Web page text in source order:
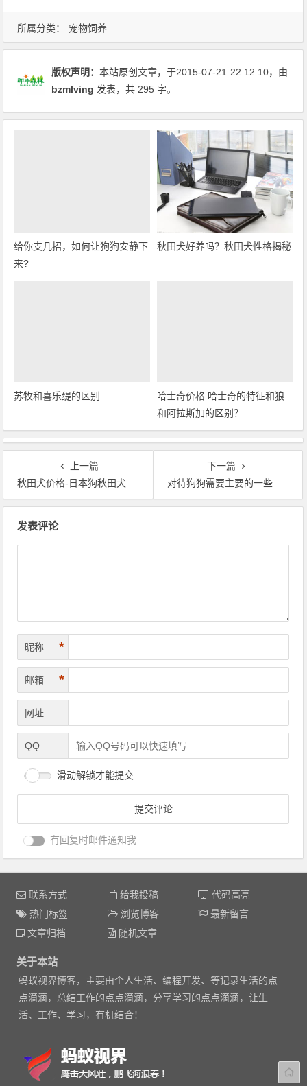
所属分类： 宠物饲养
版权声明：本站原创文章，于2015-07-21 22:12:10，由
bzmlving 发表，共 295 字。
给你支几招，如何让狗狗安静下
来?
秋田犬好养吗？秋田犬性格揭秘
苏牧和喜乐缇的区别
哈士奇价格 哈士奇的特征和狼
和阿拉斯加的区别？
上一篇
秋田犬价格-日本狗秋田犬价格
下一篇
对待狗狗需要主要的一些事项
发表评论
昵称 *
邮箱 *
网址
QQ
滑动解锁才能提交
有回复时邮件通知我
联系方式 给我投稿
代码高亮
热门标签
浏览博客
最新留言
文章归档
随机文章
关于本站
蚂蚁视界博客，主要由个人生活、编程开发、等记录生活的点
点滴滴，总结工作的点点滴滴，分享学习的点点滴滴，让生
活、工作、学习，有机结合！